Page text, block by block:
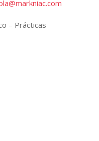
moc.c
ainkr
am@al
– Prácticas